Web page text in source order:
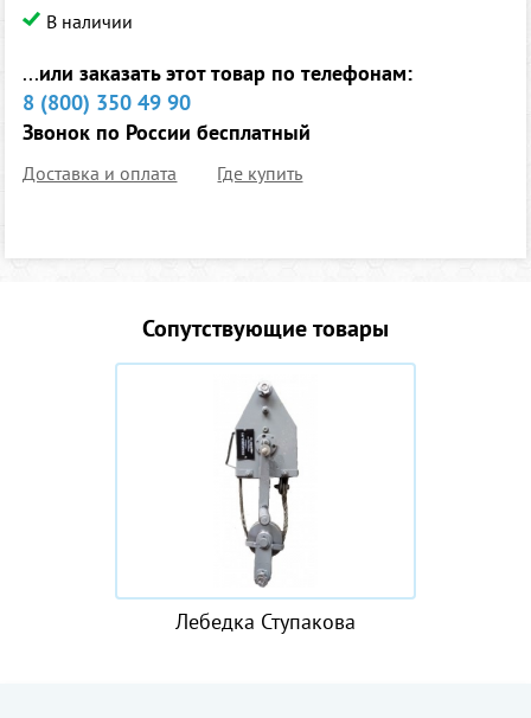
В наличии
...или заказать этот товар по телефонам:
8 (800) 350 49 90
Звонок по России бесплатный
Доставка и оплата Где купить
Сопутствующие товары
Лебедка Ступакова